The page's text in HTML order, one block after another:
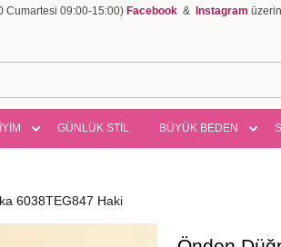
Cumartesi 09:00-15:00) Facebook & Instagram
GÜNLÜK STİL BÜYÜK BEDEN
6038TEG847 Haki